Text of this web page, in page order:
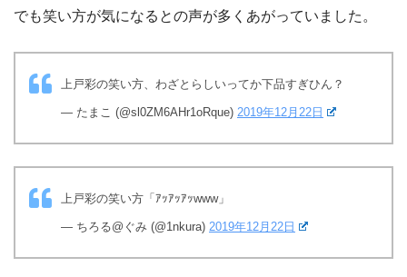
でも笑い方が気になるとの声が多くあがっていました。
上戸彩の笑い方、わざとらしいってか下品すぎひん？
— たまこ (@sl0ZM6AHr1oRque) 2019年12月22日
上戸彩の笑い方「ｱｯｱｯｱｯwww」
— ちろる@ぐみ (@1nkura) 2019年12月22日